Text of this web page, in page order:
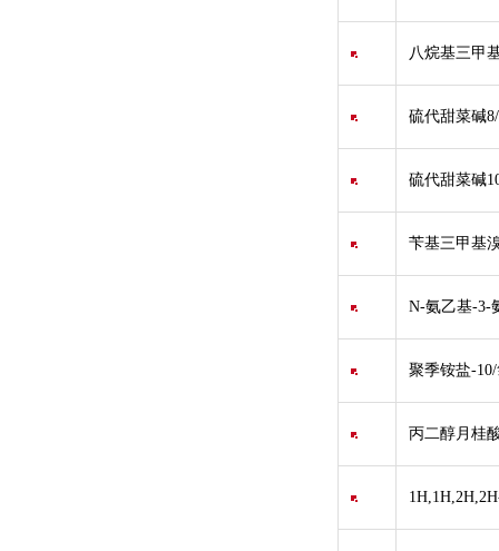
八烷基三甲
硫代甜菜碱
硫代甜菜碱
苄基三甲基
N-氨乙基-3-
聚季铵盐-
丙二醇月桂